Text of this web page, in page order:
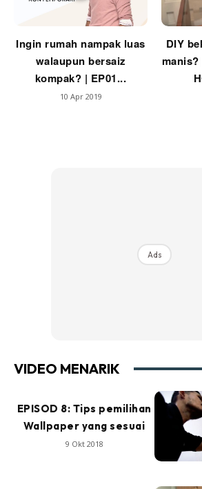
Hub Ideaktiv
Ingin rumah nampak luas
walaupun bersaiz
kompak? | EP01...
10 Apr 2019
DIY
manis?
Ads
VIDEO MENARIK
EPISOD 8: Tips pemilihan
Wallpaper yang sesuai
9 Okt 2018